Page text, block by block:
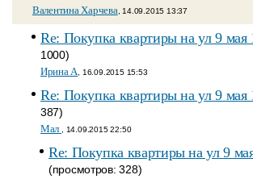
Валентина Харчева , 14.09.2015 13:37
Re: Покупка квартиры на ул 9 мая
1000)
Ирина А , 16.09.2015 15:53
Re: Покупка квартиры на ул 9 мая
387)
Мал , 14.09.2015 22:50
Re: Покупка квартиры на ул 9
(просмотров: 328)